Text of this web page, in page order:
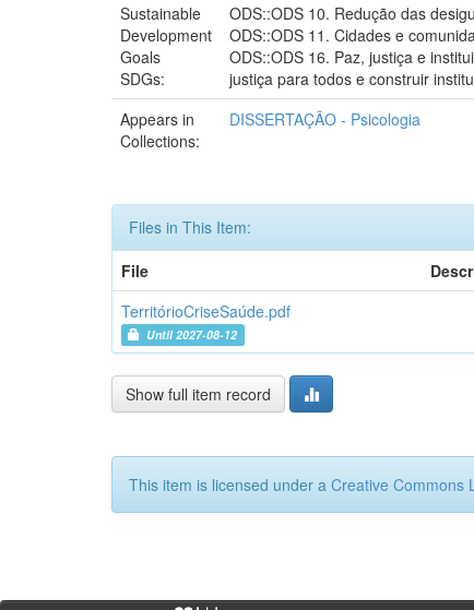
Sustainable
Development
Goals
SDGs:
ODS::ODS 10. Redução das
ODS::ODS 11. Cidades e
ODS::ODS 16. Paz, justiça e
justiça para todos e construir
Appears in
Collections:
DISSERTAÇÃO - Psicologia
Files in This Item:
File
TerritórioCriseSaúde.pdf
Until 2027-08-12
Show full item record
This item is licensed under a Creative Commons